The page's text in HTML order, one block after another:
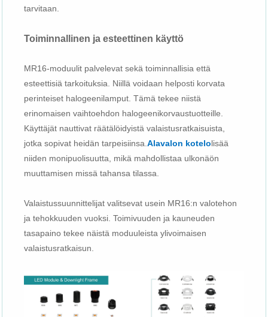
tarvitaan.
Toiminnallinen ja esteettinen käyttö
MR16-moduulit palvelevat sekä toiminnallisia että
esteettisiä tarkoituksia. Niillä voidaan helposti korvata
perinteiset halogeenilamput. Tämä tekee niistä
erinomaisen vaihtoehdon halogeenikorvaustuotteille.
Käyttäjät nauttivat räätälöidyistä valaistusratkaisuista,
jotka sopivat heidän tarpeisiinsa.Alavalon kotelolisää
niiden monipuolisuutta, mikä mahdollistaa ulkonäön
muuttamisen missä tahansa tilassa.
Valaistussuunnittelijat valitsevat usein MR16:n valotehon
ja tehokkuuden vuoksi. Toimivuuden ja kauneuden
tasapaino tekee näistä moduuleista ylivoimaisen
valaistusratkaisun.